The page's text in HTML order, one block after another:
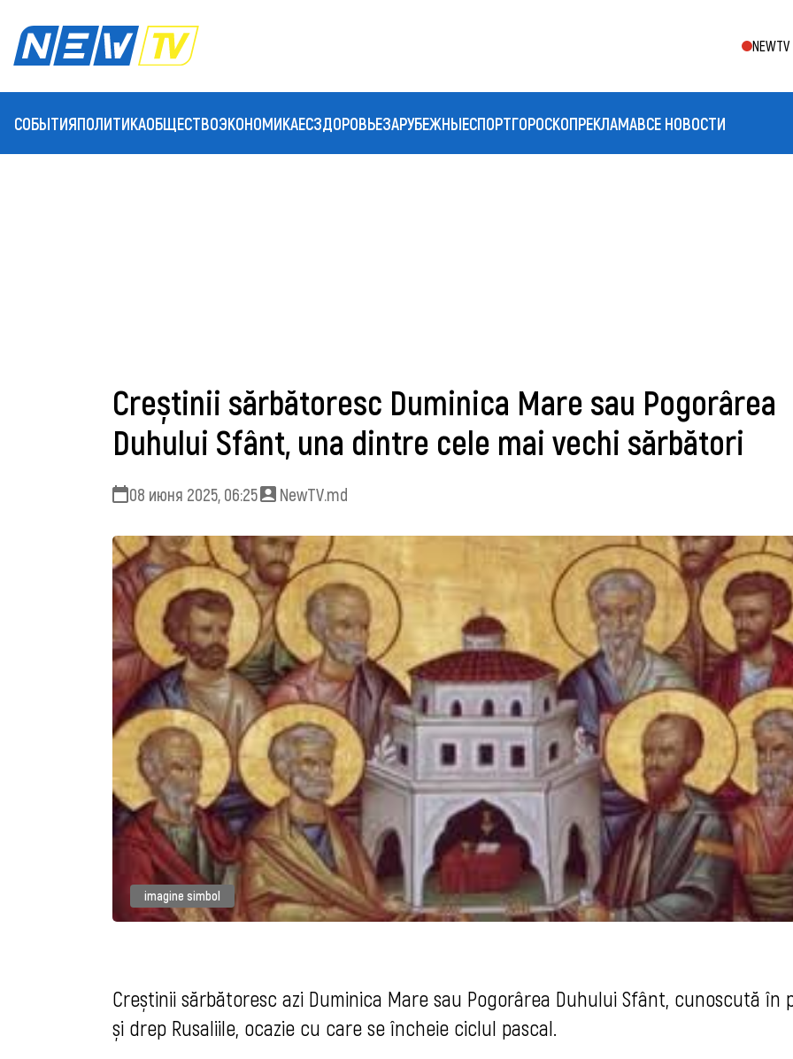
NEWTV
СОБЫТИЯПОЛИТИКАОБЩЕСТВОЭКОНОМИКАЕСЗДОРОВЬЕЗАРУБЕЖНЫЕСПОРТГОРОСКОПРЕКЛАМАВСЕ НОВОСТИ
Creștinii sărbătoresc Duminica Mare sau Pogorârea
Duhului Sfânt, una dintre cele mai vechi sărbători
08 июня 2025, 06:25 NewTV.md
imagine simbol
Creștinii sărbătoresc azi Duminica Mare sau Pogorârea Duhului Sfânt, cunoscută în
și drep Rusaliile, ocazie cu care se încheie ciclul pascal.